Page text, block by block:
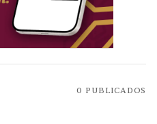
0 PUBLICADOS